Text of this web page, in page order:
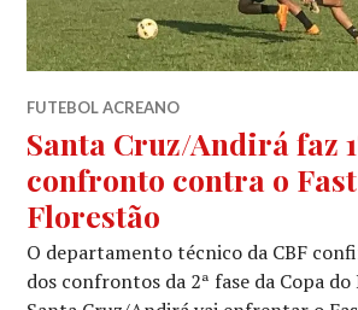
FUTEBOL ACREANO
Santa Cruz/Andirá faz
confronto contra o
Florestão
O departamento técnico da CBF
dos confrontos da 2ª fase da Copa do